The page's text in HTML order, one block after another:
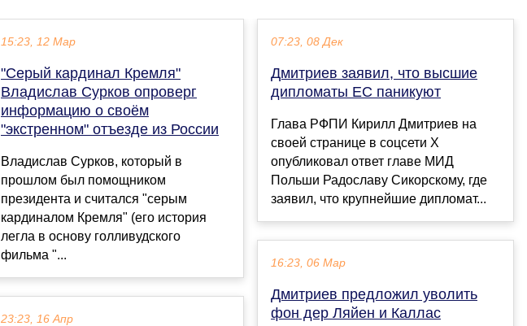
15:23, 12 Мар
"Серый кардинал Кремля"
Владислав Сурков опроверг
информацию о своём
"экстренном" отъезде из России
Владислав Сурков, который в
прошлом был помощником
президента и считался "серым
кардиналом Кремля" (его история
легла в основу голливудского
фильма "...
23:23, 16 Апр
07:23, 08 Дек
Дмитриев заявил, что высшие
дипломаты ЕС паникуют
Глава РФПИ Кирилл Дмитриев на
своей странице в соцсети X
опубликовал ответ главе МИД
Польши Радославу Сикорскому, где
заявил, что крупнейшие дипломат...
16:23, 06 Мар
Дмитриев предложил уволить
фон дер Ляйен и Каллас